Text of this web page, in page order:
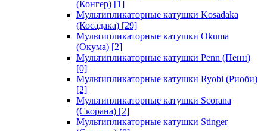
(Конгер) [1]
Мультипликаторные катушки Kosadaka
(Косадака) [29]
Мультипликаторные катушки Okuma
(Окума) [2]
Мультипликаторные катушки Penn (Пенн)
[0]
Мультипликаторные катушки Ryobi (Риоби)
[2]
Мультипликаторные катушки Scorana
(Скорана) [2]
Мультипликаторные катушки Stinger